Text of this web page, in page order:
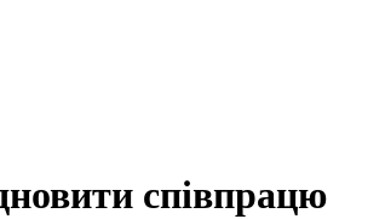
співпрацю